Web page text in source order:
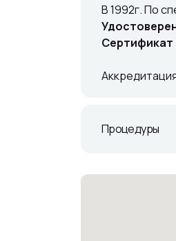
В 1992г. По
Сертификат
Процедуры